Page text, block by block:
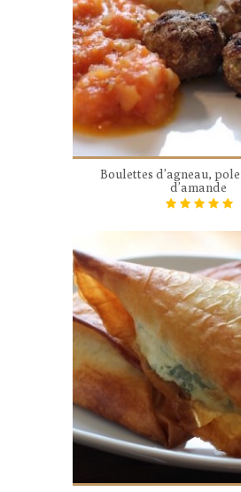
Boulettes d’agneau,
d’amande